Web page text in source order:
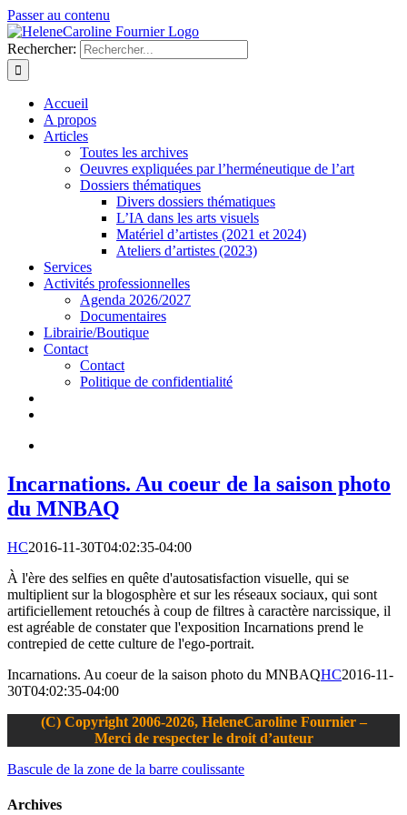
Passer au contenu
Rechercher:
Accueil
A propos
Articles
Toutes les archives
Oeuvres expliquées par l’herméneutique de l’art
Dossiers thématiques
Divers dossiers thématiques
L’IA dans les arts visuels
Matériel d’artistes (2021 et 2024)
Ateliers d’artistes (2023)
Services
Activités professionnelles
Agenda 2026/2027
Documentaires
Librairie/Boutique
Contact
Contact
Politique de confidentialité
Incarnations. Au coeur de la saison photo
du MNBAQ
HC2016-11-30T04:02:35-04:00
À l'ère des selfies en quête d'autosatisfaction visuelle, qui se
multiplient sur la blogosphère et sur les réseaux sociaux, qui sont
artificiellement retouchés à coup de filtres à caractère narcissique, il
est agréable de constater que l'exposition Incarnations prend le
contrepied de cette culture de l'ego-portrait.
Incarnations. Au coeur de la saison photo du MNBAQHC2016-11-
30T04:02:35-04:00
(C) Copyright 2006-2026, HeleneCaroline Fournier –
Merci de respecter le droit d’auteur
Bascule de la zone de la barre coulissante
Archives